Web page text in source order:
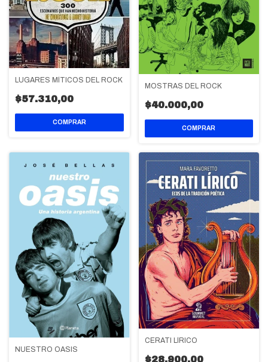
LUGARES MÍTICOS DEL ROCK
$57.310,00
MOSTRAS DEL ROCK
$40.000,00
NUESTRO OASIS
CERATI LÍRICO
$28.900,00